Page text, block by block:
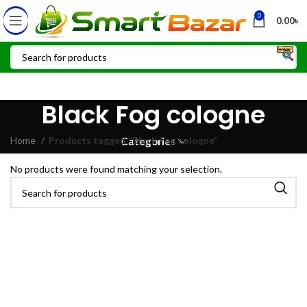
0 0.00৳
Black Fog cologne
Categories
Home Products tagged “Black Fog cologne”
No products were found matching your selection.